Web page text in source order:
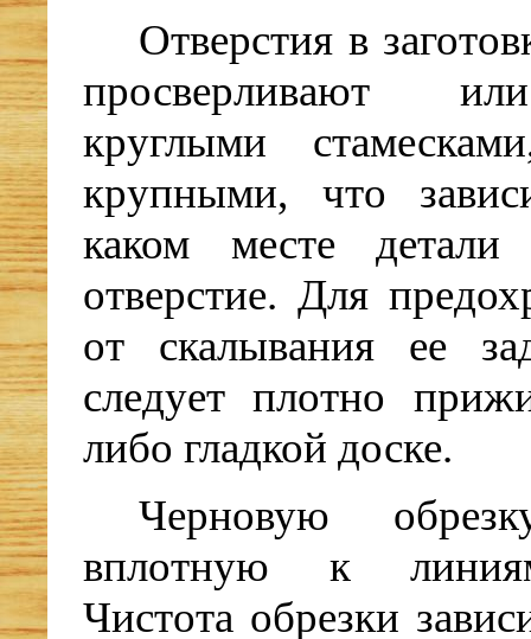
Отверстия в
просверливают
круглыми
крупными, что
каком месте
отверстие. Для
от скалывания ее
следует плотно
либо гладкой доске.
Черновую
вплотную к
Чистота обрезки